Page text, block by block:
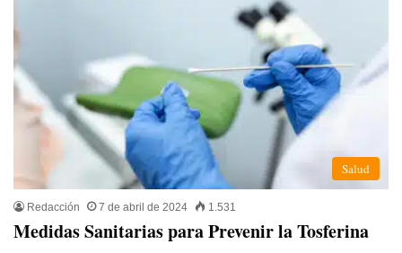
Salud
Redacción 7 de abril de 2024 1.531
Medidas Sanitarias para Prevenir la Tosferina